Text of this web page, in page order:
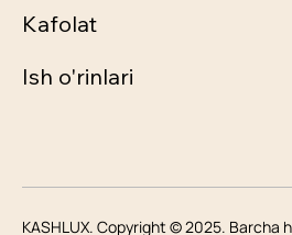
Kafolat
Ish o'rinlari
KASHLUX. Copyright © 2025. Barcha